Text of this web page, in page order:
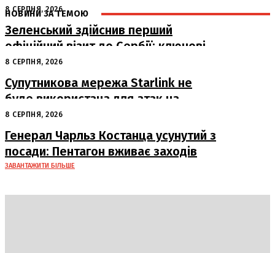
НОВИНИ ЗА ТЕМОЮ
8 СЕРПНЯ, 2026
Зеленський здійснив перший
офіційний візит до Сербії: ключові
переговори з Вучичем
8 СЕРПНЯ, 2026
Супутникова мережа Starlink не
буде використана для атак на
російські пускові установки
8 СЕРПНЯ, 2026
Генерал Чарльз Костанца усунутий з
посади: Пентагон вживає заходів
ЗАВАНТАЖИТИ БІЛЬШЕ